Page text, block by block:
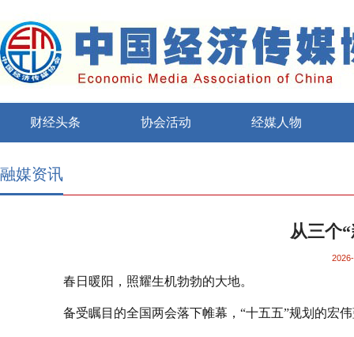
财经头条 协会活动 经媒人物
融媒资讯
从三个
春日暖阳，照耀生机勃勃的大地。
备受瞩目的全国两会落下帷幕，“十五五”规划的宏伟